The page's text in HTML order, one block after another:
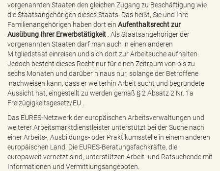
vorgenannten Staaten den gleichen Zugang zu Beschäftigung wie
die Staatsangehörigen dieses Staats. Das heißt, Sie und Ihre
Familienangehörigen haben dort ein Aufenthaltsrecht zur
Ausübung Ihrer Erwerbstätigkeit . Als Staatsangehöriger der
vorgenannten Staaten darf man auch in einen anderen
Mitgliedstaat einreisen und sich dort zur Arbeitsuche aufhalten.
Jedoch besteht dieses Recht nur für einen Zeitraum von bis zu
sechs Monaten und darüber hinaus nur, solange der Betroffene
nachweisen kann, dass er weiterhin Arbeit sucht und begründete
Aussicht hat, eingestellt zu werden gemäß§ 2 Absatz 2 Nr. 1a
Freizügigkeitsgesetz/EU
Das EURES-Netzwerk der europäischen Arbeitsverwaltungen und
weiterer Arbeitsmarktdienstleister unterstützt bei der Suche nach
einer Arbeits-, Ausbildungs- oder Praktikumsstelle in einem anderen
europäischen Land. Die EURES-Beratungsfachkräfte, die
europaweit vernetzt sind, unterstützen Arbeit- und Ratsuchende mit
Informationen und Vermittlungsangeboten.